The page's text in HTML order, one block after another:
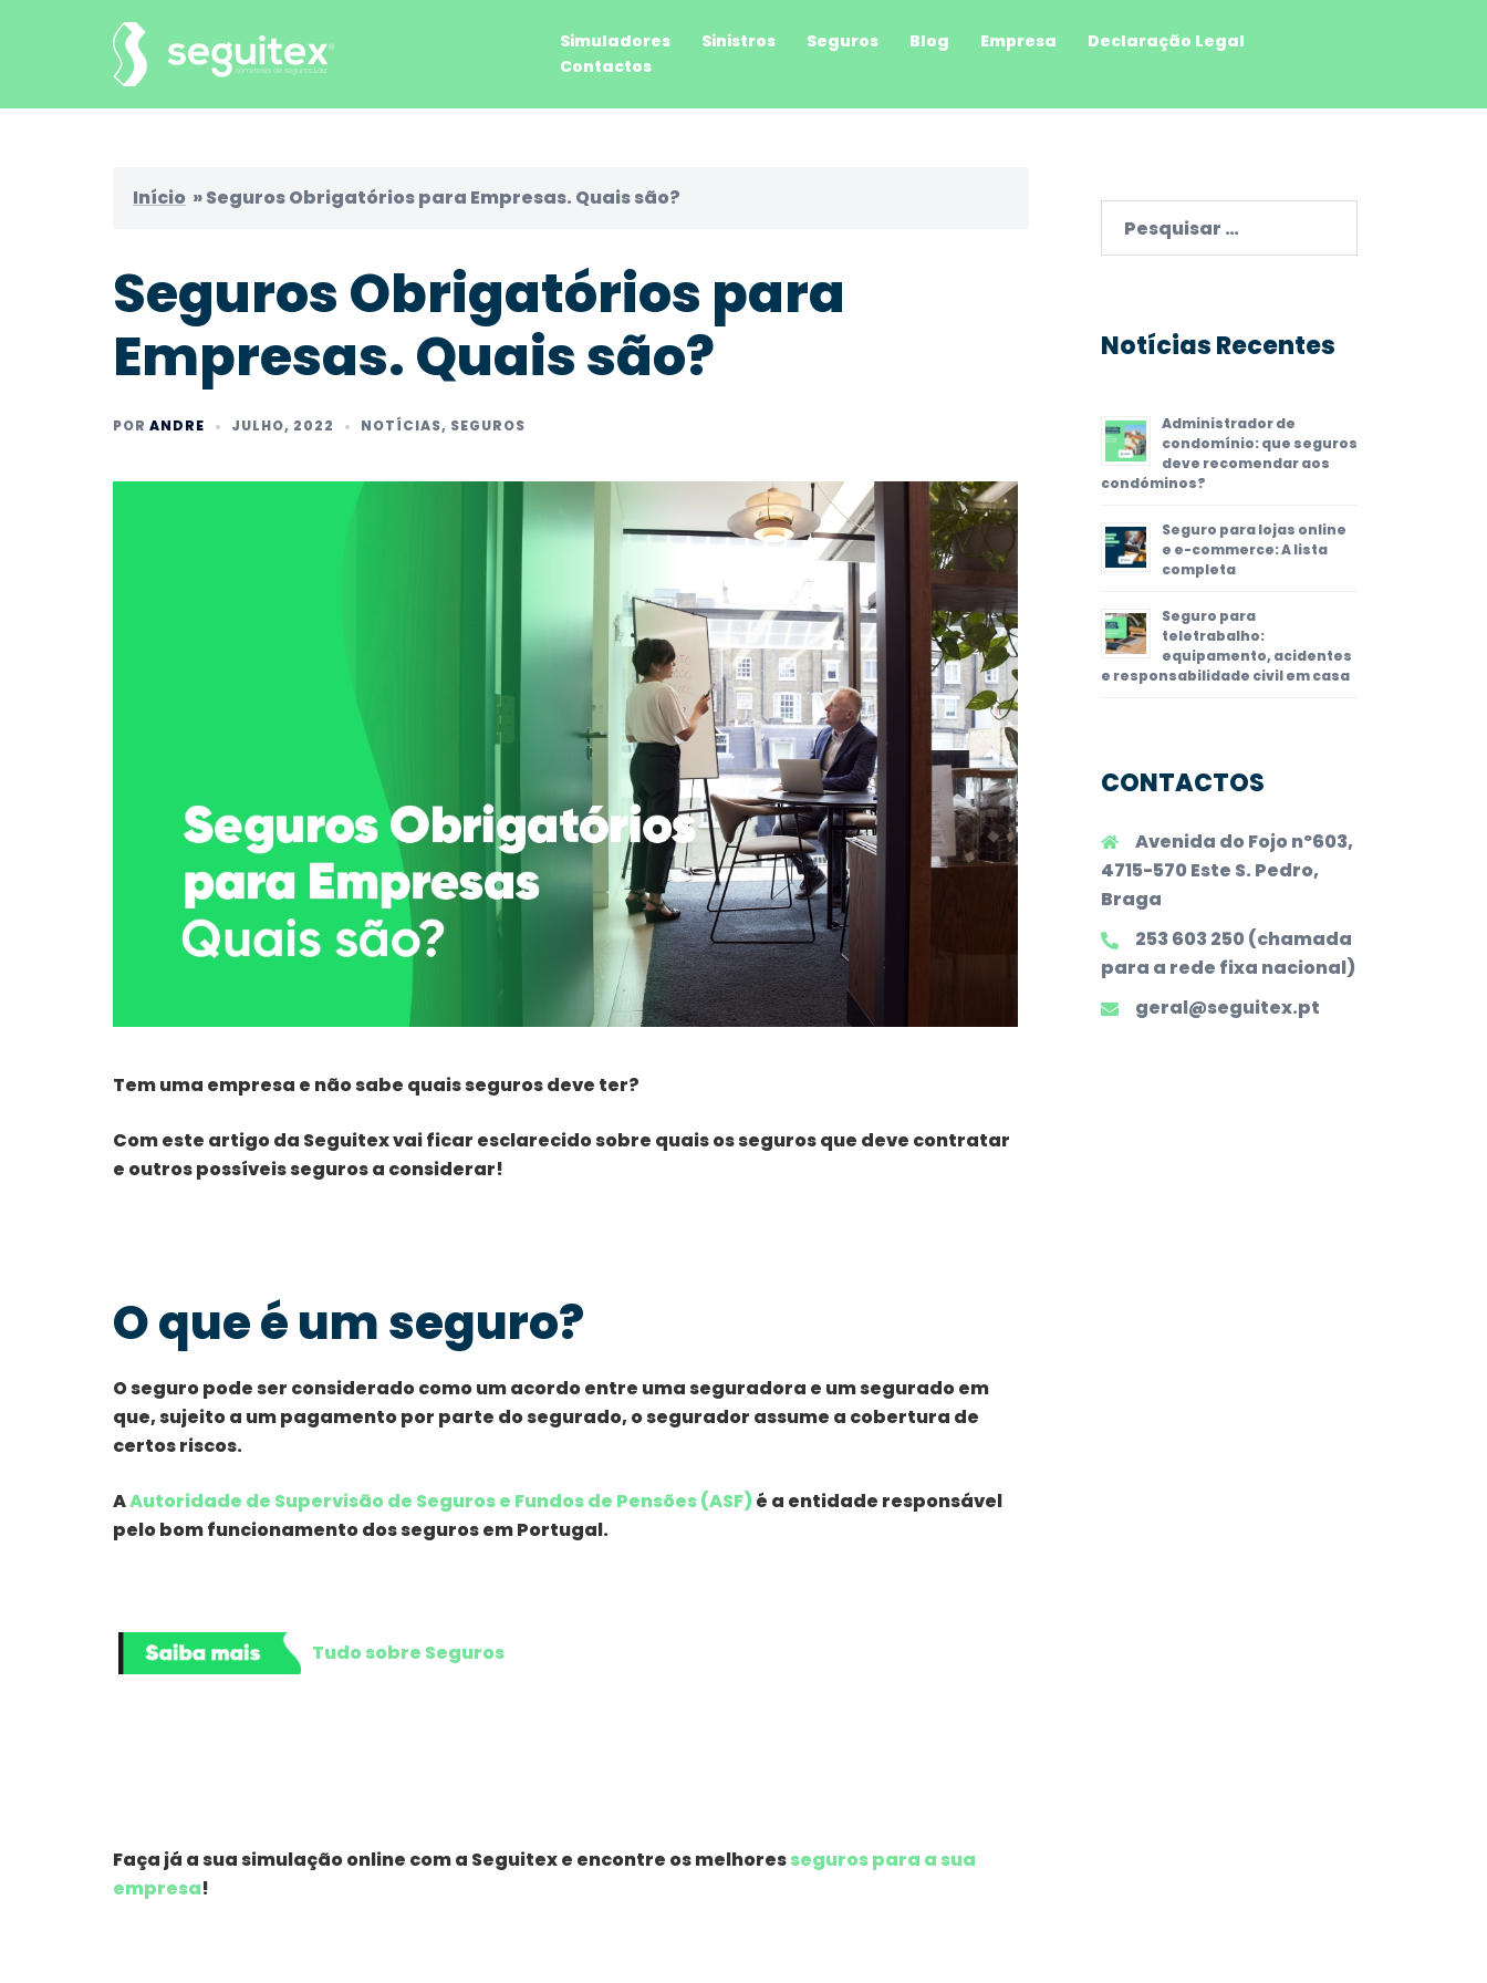
Simuladores Sinistros Seguros Blog Empresa
Declaração Legal
Contactos
Início »Seguros Obrigatórios para Empresas. Quais são?
Seguros Obrigatórios para
Empresas. Quais são?
POR ANDRE JULHO, 2022 NOTÍCIAS, SEGUROS
Tem uma empresa e não sabe quais seguros deve ter?
Com este artigo da Seguitex vai ficar esclarecido sobre quais os seguros que deve contratar
e outros possíveis seguros a considerar!
O que é um seguro?
O seguro pode ser considerado como um acordo entre uma seguradora e um segurado em
que, sujeito a um pagamento por parte do segurado, o segurador assume a cobertura de
certos riscos.
AAutoridade de Supervisão de Seguros e Fundos de Pensões (ASF) é a entidade responsável
pelo bom funcionamento dos seguros em Portugal.
Tudo sobre Seguros
Faça já a sua simulação online com a Seguitex e encontre os melhoresseguros para a sua
empresa!
por:
Notícias Recentes
Administrador de
condomínio: que seguros
deve recomendar aos
condóminos?
Seguro para lojas online
e e-commerce: A lista
completa
Seguro para
teletrabalho:
equipamento, acidentes
e responsabilidade civil em casa
CONTACTOS
Avenida do Fojo nº603,
4715-570 Este S. Pedro,
Braga
253 603 250 (chamada
para a rede fixa nacional)
geral@seguitex.pt